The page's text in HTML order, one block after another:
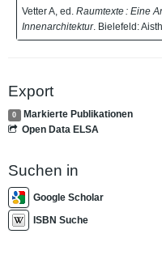
Vetter A, ed. Raumtexte : Eine
Innenarchitektur. Bielefeld:
Export
0
Markierte Publikationen
Open Data ELSA
Suchen in
Google Scholar
ISBN Suche